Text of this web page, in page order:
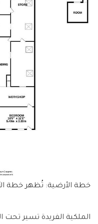
خطة الأرضية: تُظهر خطة